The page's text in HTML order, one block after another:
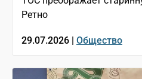
Ретно
29.07.2026 | Общество